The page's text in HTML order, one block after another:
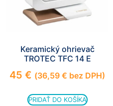
Keramický ohrievač
TROTEC TFC 14 E
45 € (36,59 € bez DPH)
PRIDAŤ DO KOŠÍKA